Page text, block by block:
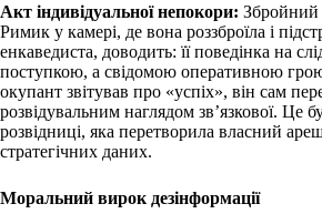
Акт індивідуальної непокори: Збройний
Римик у камері, де вона роззброїла і
енкаведиста, доводить: її поведінка на
поступкою, а свідомою оперативною
окупант звітував про «успіх», він сам
розвідувальним наглядом зв’язкової. Це
розвідниці, яка перетворила власний
стратегічних даних.
Моральний вирок дезінформації